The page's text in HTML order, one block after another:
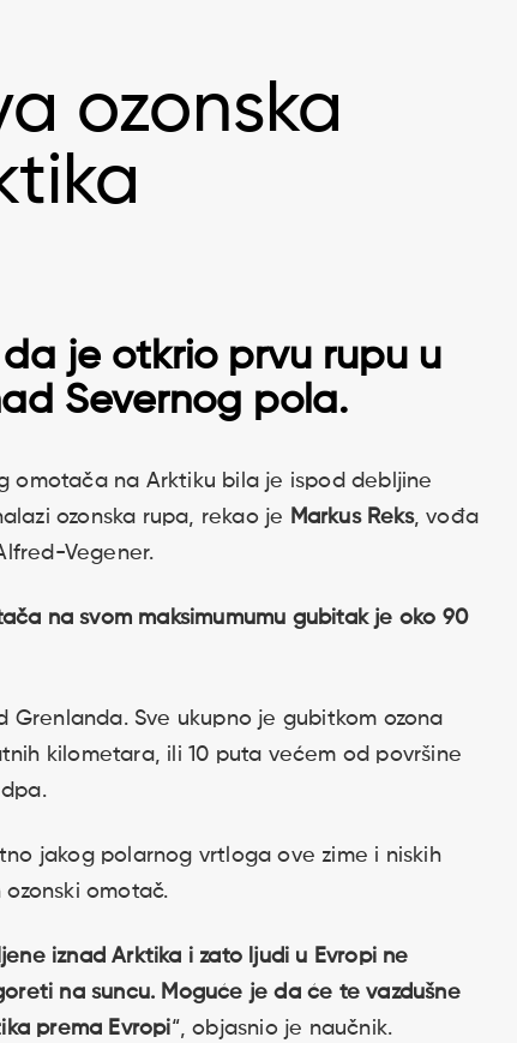
ozonska
je otkrio prvu rupu u
Severnog pola.
omotača na Arktiku bila je ispod debljine
ozonska rupa, rekao je Markus Reks, vođa
Vegener.
na svom maksimumumu gubitak je oko 90
Sve ukupno je gubitkom ozona
kilometara, ili 10 puta većem od površine
jakog polarnog vrtloga ove zime i niskih
omotač.
iznad Arktika i zato ljudi u Evropi ne
na suncu. Moguće je da će te vazdušne
prema Evropi“, objasnio je naučnik.